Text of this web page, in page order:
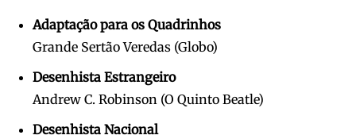
Adaptação para os Quadrinhos
Grande Sertão Veredas (Globo)
Desenhista Estrangeiro
Andrew C. Robinson (O Quinto Beatle)
Desenhista Nacional